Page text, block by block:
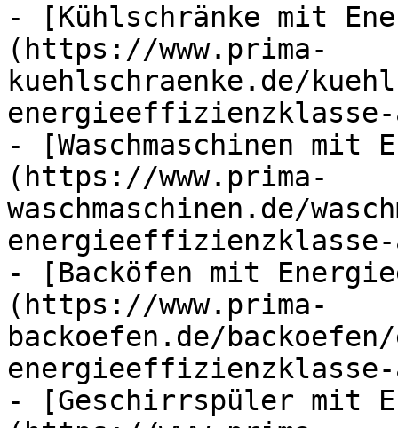
- [Kühlschränke mit
(https://www.prima-
kuehlschraenke.de/
- [Waschmaschinen
(https://www.prima-
waschmaschinen.de/
- [Backöfen mit
(https://www.prima-
backoefen.de/
- [Geschirrspüler mit